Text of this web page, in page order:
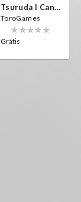
Tsuruda I Can Get Really Crazy
ToroGames
Grátis